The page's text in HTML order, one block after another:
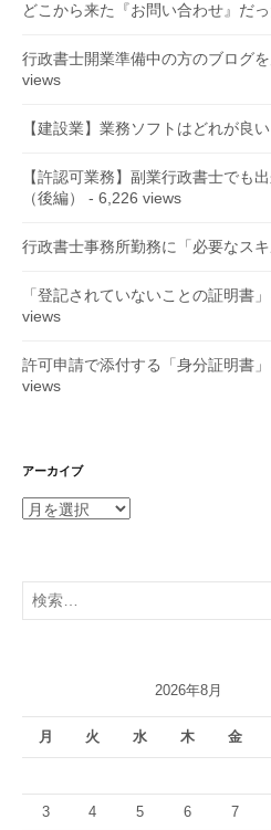
どこから来た『お問い合わせ』だ
行政書士開業準備中の方のブログ
views
【建設業】業務ソフトはどれが良い
【許認可業務】副業行政書士でも
（後編）
- 6,226 views
行政書士事務所勤務に「必要なス
「登記されていないことの証明書
views
許可申請で添付する「身分証明書
views
アーカイブ
ア
イ
ブ
検
索:
2026年8月
月 火 水 木 金
3 4 5 6 7